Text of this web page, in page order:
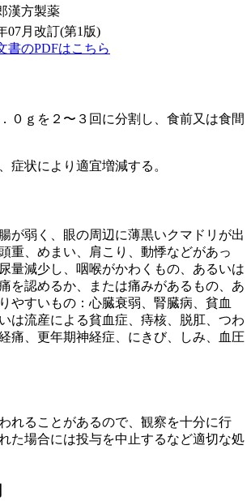
漢方製薬
07月改訂(第1版)
書のPDFはこちら
０ｇを２〜３回に分割し、食前又は食間
症状により適宜増減する。
が弱く、眼の周辺に薄黒いクマドリが出
重、めまい、肩こり、動悸などがあっ
量減少し、咽喉がかわくもの、あるいは
を認めるか、または痛みがあるもの、あ
やすいもの：心臓衰弱、腎臓病、貧血
は流産による貧血症、痔核、脱肛、つわ
痛、更年期神経症、にきび、しみ、血圧
れることがあるので、観察を十分に行
た場合には投与を中止するなど適切な処